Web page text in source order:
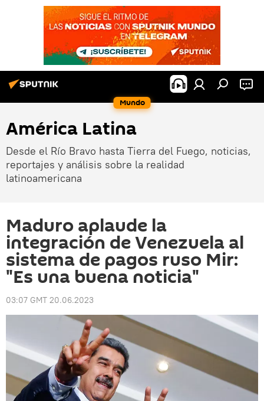
Mundo
América Latina
Desde el Río Bravo hasta Tierra del Fuego, noticias,
reportajes y análisis sobre la realidad
latinoamericana
Maduro aplaude la
integración de Venezuela al
sistema de pagos ruso Mir:
"Es una buena noticia"
03:07 GMT 20.06.2023